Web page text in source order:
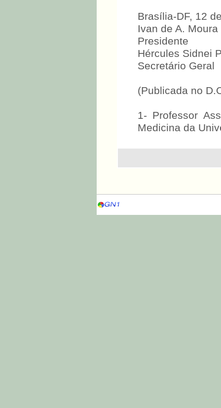
Brasília-DF, 12
Ivan de A. Moura
Presidente
Hércules Sidnei
Secretário Geral
(Publicada no
1- Professor
Medicina da